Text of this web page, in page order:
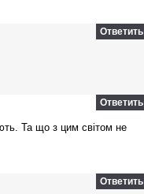
Ответить
Ответить
Та що з цим світом не
Ответить